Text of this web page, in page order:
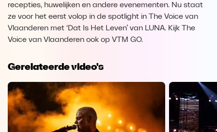
recepties, huwelijken en andere evenementen. Nu staat
ze voor het eerst volop in de spotlight in The Voice van
Vlaanderen met ‘Dat Is Het Leven’ van LUNA. Kijk The
Voice van Vlaanderen ook op VTM GO.
Gerelateerde video's